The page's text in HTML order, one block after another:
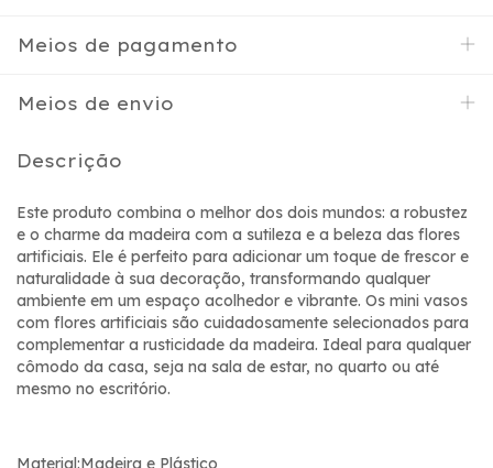
Meios de pagamento
Meios de envio
Descrição
Este produto combina o melhor dos dois mundos: a robustez
e o charme da madeira com a sutileza e a beleza das flores
artificiais. Ele é perfeito para adicionar um toque de frescor e
naturalidade à sua decoração, transformando qualquer
ambiente em um espaço acolhedor e vibrante. Os mini vasos
com flores artificiais são cuidadosamente selecionados para
complementar a rusticidade da madeira. Ideal para qualquer
cômodo da casa, seja na sala de estar, no quarto ou até
mesmo no escritório.
Material:Madeira e Plástico